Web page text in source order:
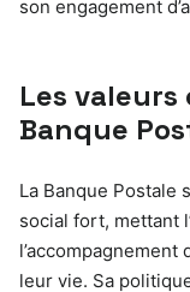
son engagement
Les
Banque
La Banque Postale
social fort, mettant
leur vie. Sa